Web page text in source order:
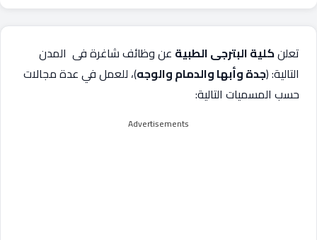
تعلنكلية البترجى الطبية عن وظائف شاغرة فى المدن
التالية: (جدة وأبها والدمام والوجه)، للعمل في عدة مجالات
حسب المسميات التالية:
Advertisements